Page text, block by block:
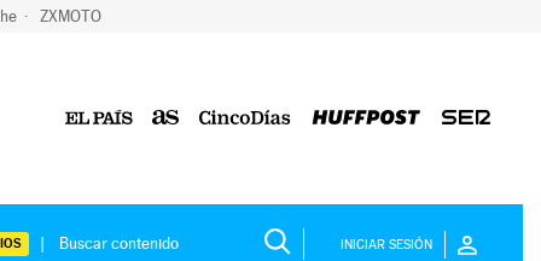
ZXMOTO
INICIAR SESIÓN